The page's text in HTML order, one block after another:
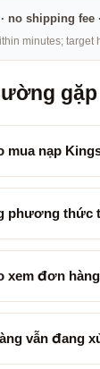
no shipping
minutes; target
gặp
mua nạp
phương thức
xem đơn
vẫn đang